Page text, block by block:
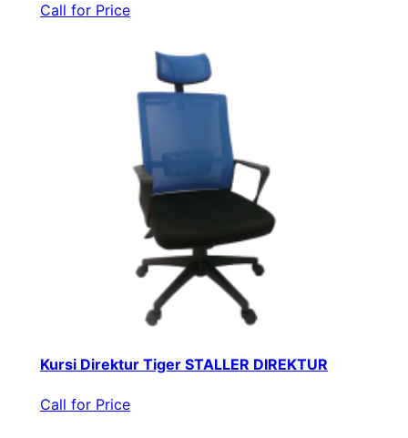
Call for Price
Kursi Direktur Tiger STALLER DIREKTUR
Call for Price